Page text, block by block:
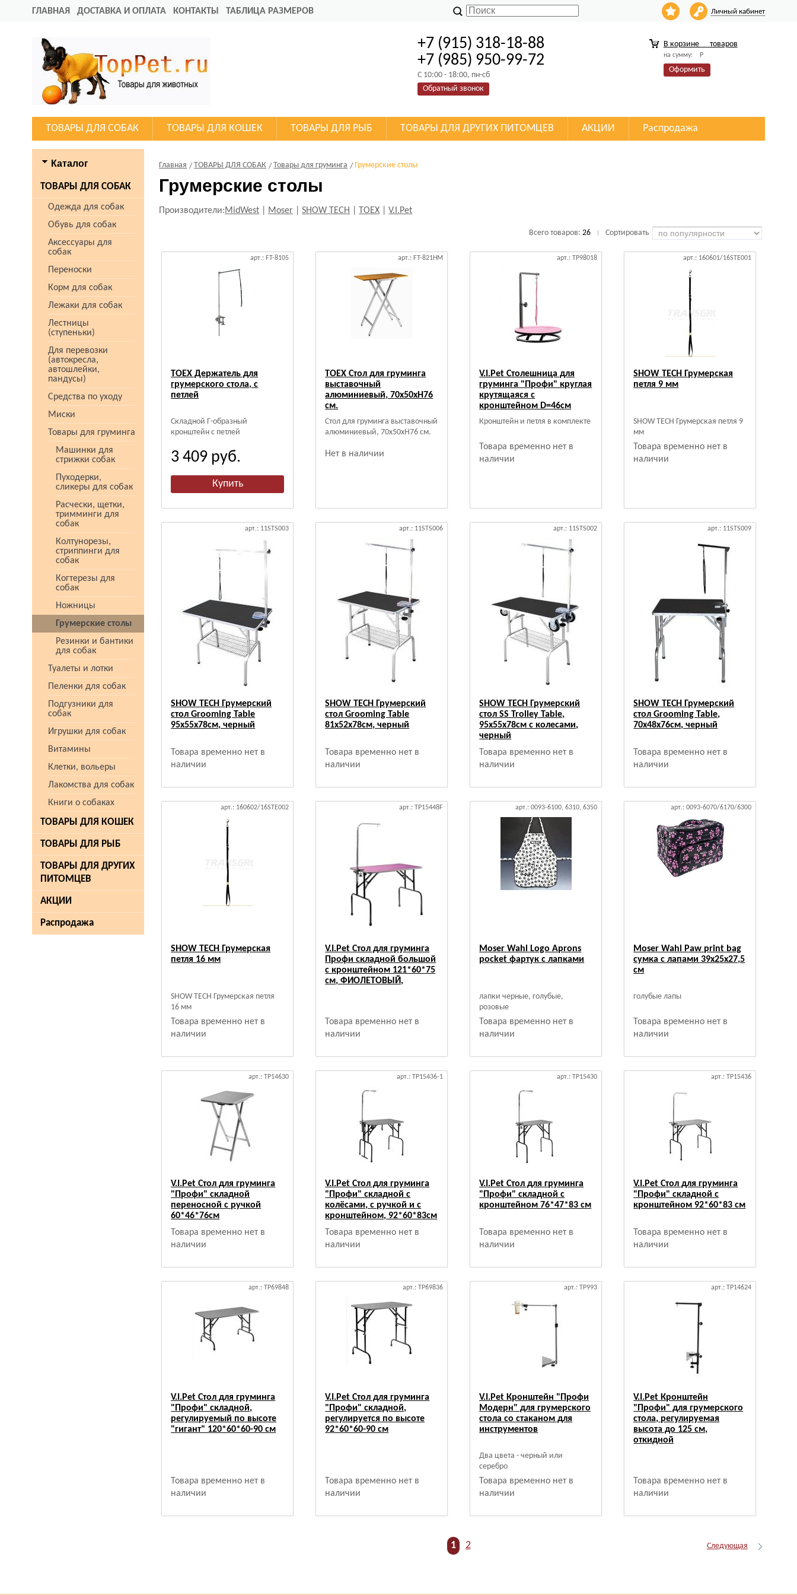
ГЛАВНАЯ ДОСТАВКА И ОПЛАТА КОНТАКТЫ ТАБЛИЦА РАЗМЕРОВ Личный кабинет
+7 (915) 318-18-88
+7 (985) 950-99-72
C 10:00 - 18:00, пн-сб
Обратный звонок
В корзине товаров
на сумму: Р
Оформить
ТОВАРЫ ДЛЯ СОБАК ТОВАРЫ ДЛЯ КОШЕК ТОВАРЫ ДЛЯ РЫБ ТОВАРЫ ДЛЯ ДРУГИХ ПИТОМЦЕВ АКЦИИ Распродажа
Каталог
ТОВАРЫ ДЛЯ СОБАК
Одежда для собак
Обувь для собак
Аксессуары для
собак
Переноски
Корм для собак
Лежаки для собак
Лестницы
(ступеньки)
Для перевозки
(автокресла,
автошлейки,
пандусы)
Средства по уходу
Миски
Товары для груминга
Машинки для
стрижки собак
Пуходерки,
сликеры для собак
Расчески, щетки,
тримминги для
собак
Колтунорезы,
стриппинги для
собак
Когтерезы для
собак
Ножницы
Грумерские столы
Резинки и бантики
для собак
Туалеты и лотки
Пеленки для собак
Подгузники для
собак
Игрушки для собак
Витамины
Клетки, вольеры
Лакомства для собак
Книги о собаках
ТОВАРЫ ДЛЯ КОШЕК
ТОВАРЫ ДЛЯ РЫБ
ТОВАРЫ ДЛЯ ДРУГИХ
ПИТОМЦЕВ
АКЦИИ
Распродажа
Главная ТОВАРЫ ДЛЯ СОБАК Товары для груминга Грумерские столы
Грумерские столы
Производители:MidWest Moser |SHOW TECH TOEX |V.I.Pet
Всего товаров: 26 Сортировать
арт.: FT-8105
TOEX Держатель для
грумерского стола, с
петлей
Складной Г-образный
кронштейн с петлей
3 409 руб.
арт.: FT-821HM
TOEX Стол для груминга
выставочный
алюминиевый, 70х50хН76
см.
Стол для груминга выставочный
алюминиевый, 70х50хН76 см.
Нет в наличии
арт.: TP98018
V.I.Pet Столешница для
груминга "Профи" круглая
крутящаяся с
кронштейном D=46см
Кронштейн и петля в комплекте
Товара временно нет в
наличии
арт.: 160601/16STE001
SHOW TECH Грумерская
петля 9 мм
SHOW TECH Грумерская петля 9
мм
Товара временно нет в
наличии
арт.: 11STS003
SHOW TECH Грумерский
стол Grooming Table
95x55x78см, черный
Товара временно нет в
наличии
арт.: 11STS006
SHOW TECH Грумерский
стол Grooming Table
81x52x78см, черный
Товара временно нет в
наличии
арт.: 11STS002
SHOW TECH Грумерский
стол SS Trolley Table,
95x55x78см с колесами,
черный
Товара временно нет в
наличии
арт.: 11STS009
SHOW TECH Грумерский
стол Grooming Table,
70x48x76см, черный
Товара временно нет в
наличии
арт.: 160602/16STE002
SHOW TECH Грумерская
петля 16 мм
SHOW TECH Грумерская петля
16 мм
Товара временно нет в
наличии
арт.: TP15448F
V.I.Pet Стол для груминга
Профи складной большой
с кронштейном 121*60*75
см, ФИОЛЕТОВЫЙ,
Товара временно нет в
наличии
арт.: 0093-6100, 6310, 6350
Moser Wahl Logo Aprons
pocket фартук с лапками
лапки черные, голубые,
розовые
Товара временно нет в
наличии
арт.: 0093-6070/6170/6300
Moser Wahl Paw print bag
сумка с лапами 39x25x27,5
см
голубые лапы
Товара временно нет в
наличии
арт.: TP14630
V.I.Pet Стол для груминга
"Профи" складной
переносной с ручкой
60*46*76см
Товара временно нет в
наличии
арт.: TP15436-1
V.I.Pet Стол для груминга
"Профи" складной с
колёсами, с ручкой и с
кронштейном, 92*60*83см
Товара временно нет в
наличии
арт.: TP15430
V.I.Pet Стол для груминга
"Профи" складной с
кронштейном 76*47*83 см
Товара временно нет в
наличии
арт.: TP15436
V.I.Pet Стол для груминга
"Профи" складной с
кронштейном 92*60*83 см
Товара временно нет в
наличии
арт.: TP69848
V.I.Pet Стол для груминга
"Профи" складной,
регулируемый по высоте
"гигант" 120*60*60-90 см
Товара временно нет в
наличии
арт.: TP69836
V.I.Pet Стол для груминга
"Профи" складной,
регулируется по высоте
92*60*60-90 см
Товара временно нет в
наличии
арт.: TP993
V.I.Pet Кронштейн "Профи
Модерн" для грумерского
стола со стаканом для
инструментов
Два цвета - черный или
серебро
Товара временно нет в
наличии
арт.: TP14624
V.I.Pet Кронштейн
"Профи" для грумерского
стола, регулируемая
высота до 125 см,
откидной
Товара временно нет в
наличии
1 2 Следующая